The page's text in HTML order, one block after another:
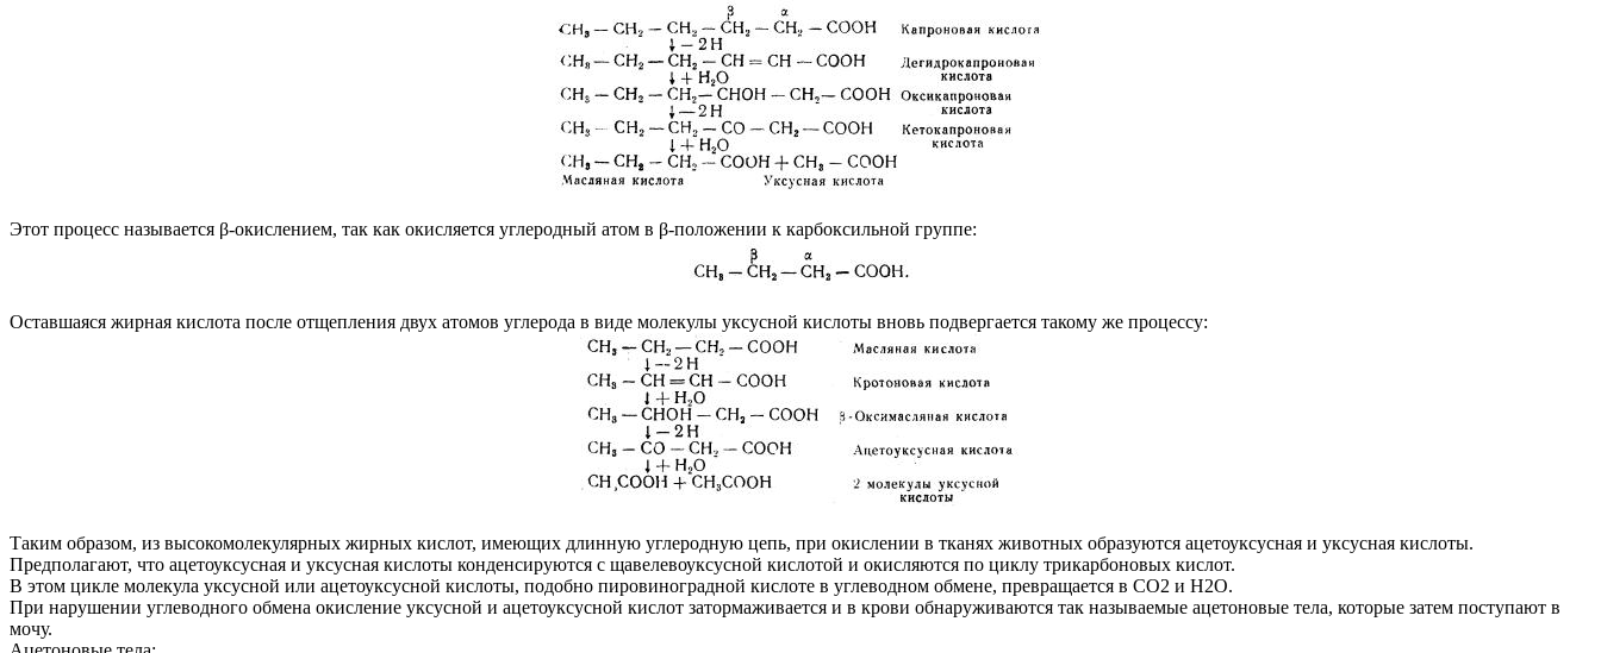
Этот процесс называется β-окислением, так как окисляется углеродный атом в β-положении к карбоксильной группе:
Оставшаяся жирная кислота после отщепления двух атомов углерода в виде молекулы уксусной кислоты вновь подвергается такому же процессу:
Таким образом, из высокомолекулярных жирных кислот, имеющих длинную углеродную цепь, при окислении в тканях животных образуются ацетоуксусная и уксусная кислоты.
Предполагают, что ацетоуксусная и уксусная кислоты конденсируются с щавелевоуксусной кислотой и окисляются по циклу трикарбоновых кислот.
В этом цикле молекула уксусной или ацетоуксусной кислоты, подобно пировиноградной кислоте в углеводном обмене, превращается в CO2 и H2O.
При нарушении углеводного обмена окисление уксусной и ацетоуксусной кислот затормаживается и в крови обнаруживаются так называемые ацетоновые тела, которые затем поступают в
мочу.